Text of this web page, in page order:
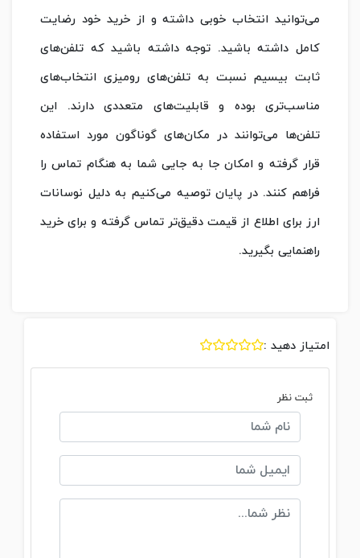
می‌توانید انتخاب خوبی داشته و از خرید خود رضایت
کامل داشته باشید. توجه داشته باشید که تلفن‌های
ثابت بیسیم نسبت به تلفن‌های رومیزی انتخاب‌های
مناسب‌تری بوده و قابلیت‌های متعددی دارند. این
تلفن‌ها می‌توانند در مکان‌های گوناگون مورد استفاده
قرار گرفته و امکان جا به جایی شما به هنگام تماس را
فراهم کنند. در پایان توصیه می‌کنیم به دلیل نوسانات
ارز برای اطلاع از قیمت دقیق‌تر تماس گرفته و برای خرید
راهنمایی بگیرید.
امتیاز دهید :
ثبت نظر